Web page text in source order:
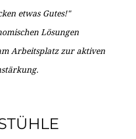
etwas Gutes!"
Lösungen
Arbeitsplatz zur aktiven